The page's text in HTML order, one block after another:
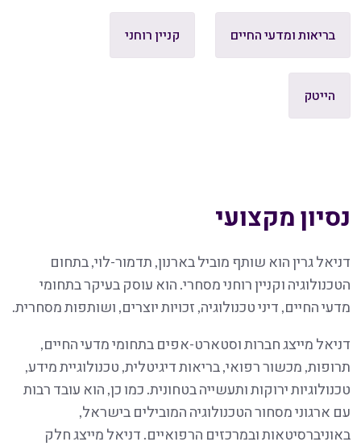
בריאות ומדעי החיים קניין רוחני
הייטק
נסיון מקצועי
דניאל גרין הוא שותף מוביל בארנון, תדמור-לוי, בתחום
הטכנולוגיה וקניין רוחני מסחרי. הוא עוסק בעיקר בתחומי
מדעי החיים, דיני טכנולוגיה, זכויות יוצרים, ושותפות מסחרית.
דניאל מייצג חברות וסטארט-אפים בתחומי מדעי החיים,
תרופות, מכשור רפואי, בריאות דיגיטלית, טכנולוגיית מידע,
טכנולוגיות ירוקות ותעשייה בטחונית. כמו כן, הוא עובד רבות
עם ארגוני מסחור הטכנולוגיה המובילים בישראל,
באוניברסיטאות ובמרכזים הרפואיים. דניאל מייצג חלק